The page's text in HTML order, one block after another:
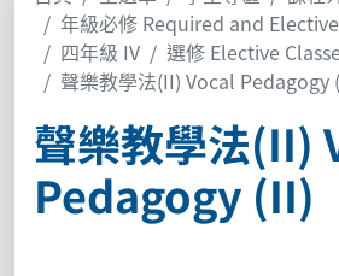
年級必修 Required and
四年級 IV
選修 Elective
聲樂教學法(II) Vocal Pedagogy
聲樂教學法(II)
Pedagogy (II)